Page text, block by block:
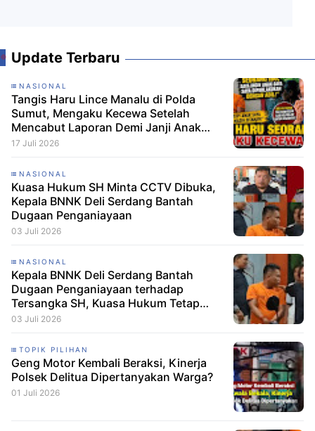
Update Terbaru
NASIONAL
Tangis Haru Lince Manalu di Polda
Sumut, Mengaku Kecewa Setelah
Mencabut Laporan Demi Janji Anak
Dibebaskan
17 Juli 2026
NASIONAL
Kuasa Hukum SH Minta CCTV Dibuka,
Kepala BNNK Deli Serdang Bantah
Dugaan Penganiayaan
03 Juli 2026
NASIONAL
Kepala BNNK Deli Serdang Bantah
Dugaan Penganiayaan terhadap
Tersangka SH, Kuasa Hukum Tetap
Minta CCTV Dibuka
03 Juli 2026
TOPIK PILIHAN
Geng Motor Kembali Beraksi, Kinerja
Polsek Delitua Dipertanyakan Warga?
01 Juli 2026